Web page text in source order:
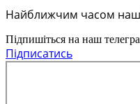
Найближчим часом
Підпишіться на наш
Підписатись